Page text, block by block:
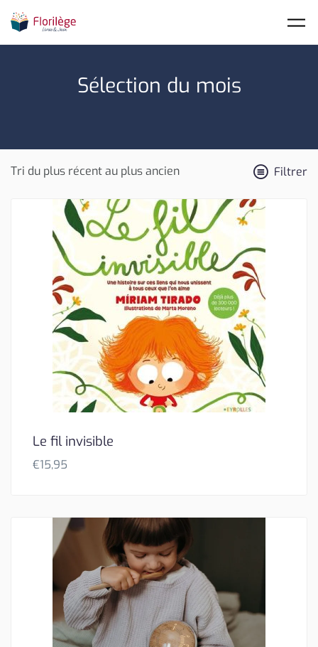
Sélection du mois
Filtrer
Le fil invisible
€15,95